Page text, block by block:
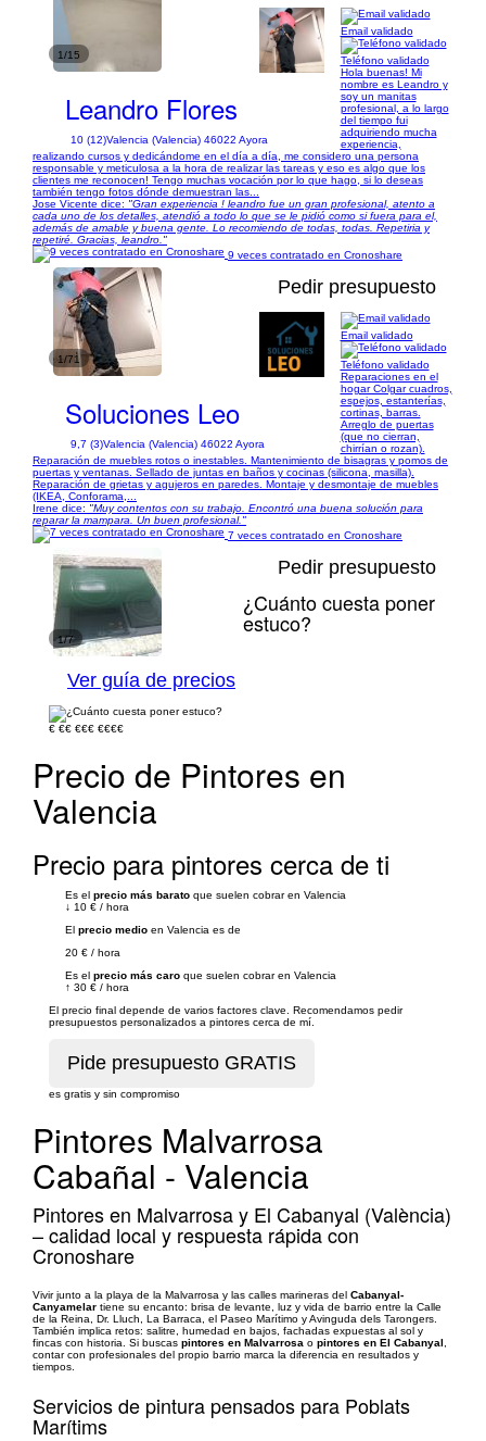
1/15
Leandro Flores
10 (12)Valencia (Valencia) 46022 Ayora
Email validado
Teléfono validado
Hola buenas! Mi
nombre es Leandro y
soy un manitas
profesional, a lo largo
del tiempo fui
adquiriendo mucha
experiencia,
realizando cursos y dedicándome en el día a día, me considero una persona
responsable y meticulosa a la hora de realizar las tareas y eso es algo que los
clientes me reconocen! Tengo muchas vocación por lo que hago, si lo deseas
también tengo fotos dónde demuestran las...
Jose Vicente dice: "Gran experiencia ! leandro fue un gran profesional, atento a
cada uno de los detalles, atendió a todo lo que se le pidió como si fuera para el,
además de amable y buena gente. Lo recomiendo de todas, todas. Repetiria y
repetiré. Gracias, leandro."
9 veces contratado en Cronoshare
1/71
Pedir presupuesto
Soluciones Leo
9,7 (3)Valencia (Valencia) 46022 Ayora
Email validado
Teléfono validado
Reparaciones en el
hogar Colgar cuadros,
espejos, estanterías,
cortinas, barras.
Arreglo de puertas
(que no cierran,
chirrían o rozan).
Reparación de muebles rotos o inestables. Mantenimiento de bisagras y pomos de
puertas y ventanas. Sellado de juntas en baños y cocinas (silicona, masilla).
Reparación de grietas y agujeros en paredes. Montaje y desmontaje de muebles
(IKEA, Conforama,...
Irene dice: "Muy contentos con su trabajo. Encontró una buena solución para
reparar la mampara. Un buen profesional."
7 veces contratado en Cronoshare
1/7
Pedir presupuesto
¿Cuánto cuesta poner
estuco?
Ver guía de precios
€ €€ €€€ €€€€
Precio de Pintores en
Valencia
Precio para pintores cerca de ti
Es el precio más barato que suelen cobrar en Valencia
↓ 10 € / hora
El precio medio en Valencia es de
20 € / hora
Es el precio más caro que suelen cobrar en Valencia
↑ 30 € / hora
El precio final depende de varios factores clave. Recomendamos pedir
presupuestos personalizados a pintores cerca de mí.
es gratis y sin compromiso
Pintores Malvarrosa
Cabañal - Valencia
Pintores en Malvarrosa y El Cabanyal (València)
– calidad local y respuesta rápida con
Cronoshare
Vivir junto a la playa de la Malvarrosa y las calles marineras del Cabanyal-
Canyamelar tiene su encanto: brisa de levante, luz y vida de barrio entre la Calle
de la Reina, Dr. Lluch, La Barraca, el Paseo Marítimo y Avinguda dels Tarongers.
También implica retos: salitre, humedad en bajos, fachadas expuestas al sol y
fincas con historia. Si buscas pintores en Malvarrosa o pintores en El Cabanyal
contar con profesionales del propio barrio marca la diferencia en resultados y
tiempos.
Servicios de pintura pensados para Poblats
Marítims